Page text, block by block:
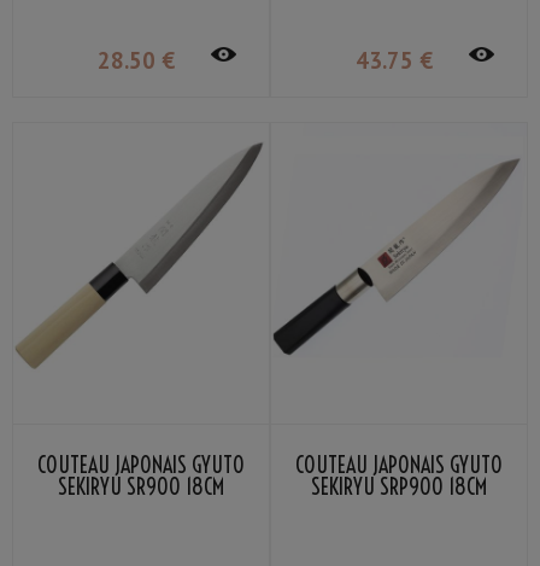
28.50 € 43.75 €
COUTEAU JAPONAIS GYUTO
SEKIRYU SR900 18CM
COUTEAU JAPONAIS GYUTO
SEKIRYU SRP900 18CM